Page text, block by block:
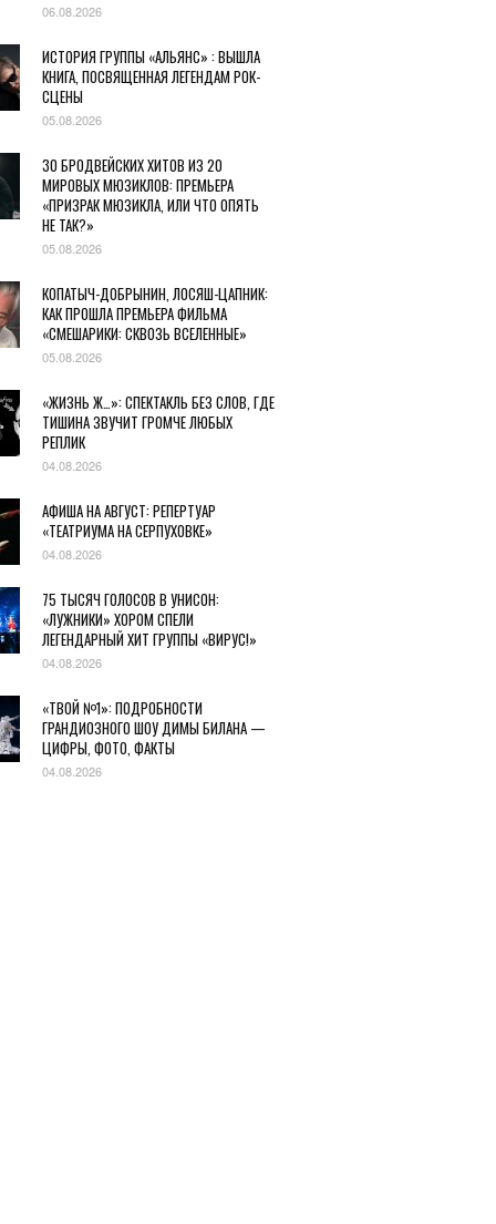
06.08.2026
ИСТОРИЯ ГРУППЫ «АЛЬЯНС» : ВЫШЛА
КНИГА, ПОСВЯЩЕННАЯ ЛЕГЕНДАМ РОК-
СЦЕНЫ
05.08.2026
30 БРОДВЕЙСКИХ ХИТОВ ИЗ 20
МИРОВЫХ МЮЗИКЛОВ: ПРЕМЬЕРА
«ПРИЗРАК МЮЗИКЛА, ИЛИ ЧТО ОПЯТЬ
НЕ ТАК?»
05.08.2026
КОПАТЫЧ-ДОБРЫНИН, ЛОСЯШ-ЦАПНИК:
КАК ПРОШЛА ПРЕМЬЕРА ФИЛЬМА
«СМЕШАРИКИ: СКВОЗЬ ВСЕЛЕННЫЕ»
05.08.2026
«ЖИЗНЬ Ж…»: СПЕКТАКЛЬ БЕЗ СЛОВ, ГДЕ
ТИШИНА ЗВУЧИТ ГРОМЧЕ ЛЮБЫХ
РЕПЛИК
04.08.2026
АФИША НА АВГУСТ: РЕПЕРТУАР
«ТЕАТРИУМА НА СЕРПУХОВКЕ»
04.08.2026
75 ТЫСЯЧ ГОЛОСОВ В УНИСОН:
«ЛУЖНИКИ» ХОРОМ СПЕЛИ
ЛЕГЕНДАРНЫЙ ХИТ ГРУППЫ «ВИРУС!»
04.08.2026
«ТВОЙ №1»: ПОДРОБНОСТИ
ГРАНДИОЗНОГО ШОУ ДИМЫ БИЛАНА —
ЦИФРЫ, ФОТО, ФАКТЫ
04.08.2026